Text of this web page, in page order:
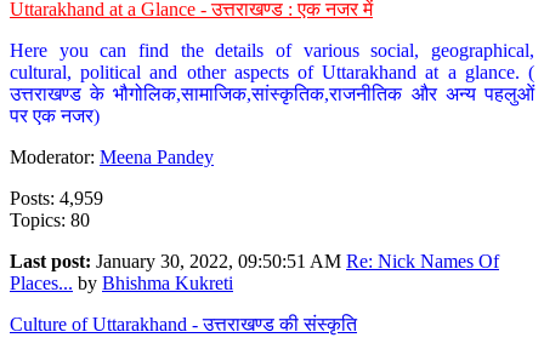
Uttarakhand at a Glance - उत्तराखण्ड : एक नजर में
Here you can find the details of various social, geographical,
cultural, political and other aspects of Uttarakhand at a glance. (
उत्तराखण्ड के भौगोलिक,सामाजिक,सांस्कृतिक,राजनीतिक और अन्य पहलुओं
पर एक नजर)
Moderator: Meena Pandey
Posts: 4,959
Topics: 80
Last post: January 30, 2022, 09:50:51 AM Re: Nick Names Of
Places... by Bhishma Kukreti
Culture of Uttarakhand - उत्तराखण्ड की संस्कृति